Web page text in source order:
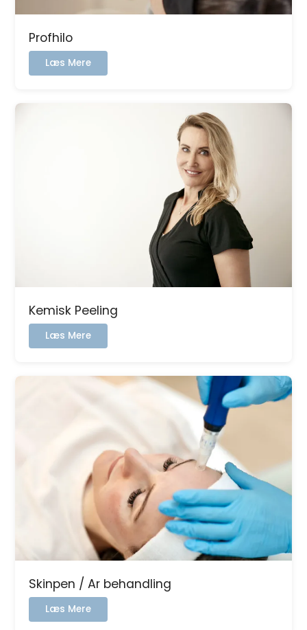
Profhilo
Læs Mere:
Profhilo
Kemisk Peeling
Læs Mere:
Kemisk
Skinpen / Ar behandling
Læs Mere:
Skinpen